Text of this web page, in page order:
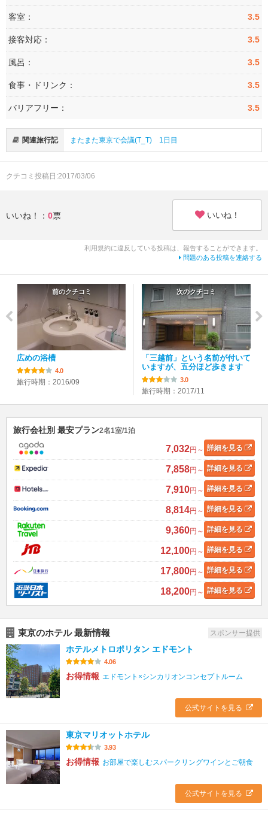
客室： 3.5
接客対応： 3.5
風呂： 3.5
食事・ドリンク： 3.5
バリアフリー： 3.5
関連旅行記 またまた東京で会議(T_T) 1日目
クチコミ投稿日:2017/03/06
いいね！： 0票 いいね！
利用規約に違反している投稿は、報告することができます。
問題のある投稿を連絡する
前のクチコミ
広めの浴槽
4.0
旅行時期：2016/09
次のクチコミ
「三越前」という名前が付いて
いますが、五分ほど歩きます
3.0
旅行時期：2017/11
旅行会社別 最安プラン2名1室/1泊
7,032円～ 詳細を見る
7,858円～ 詳細を見る
7,910円～ 詳細を見る
8,814円～ 詳細を見る
9,360円～ 詳細を見る
12,100円～ 詳細を見る
17,800円～ 詳細を見る
18,200円～ 詳細を見る
東京のホテル 最新情報 スポンサー提供
ホテルメトロポリタン エドモント
4.06
お得情報 エドモント×シンカリオンコンセプトルーム
公式サイトを見る
東京マリオットホテル
3.93
お得情報 お部屋で楽しむスパークリングワインとご朝食
公式サイトを見る